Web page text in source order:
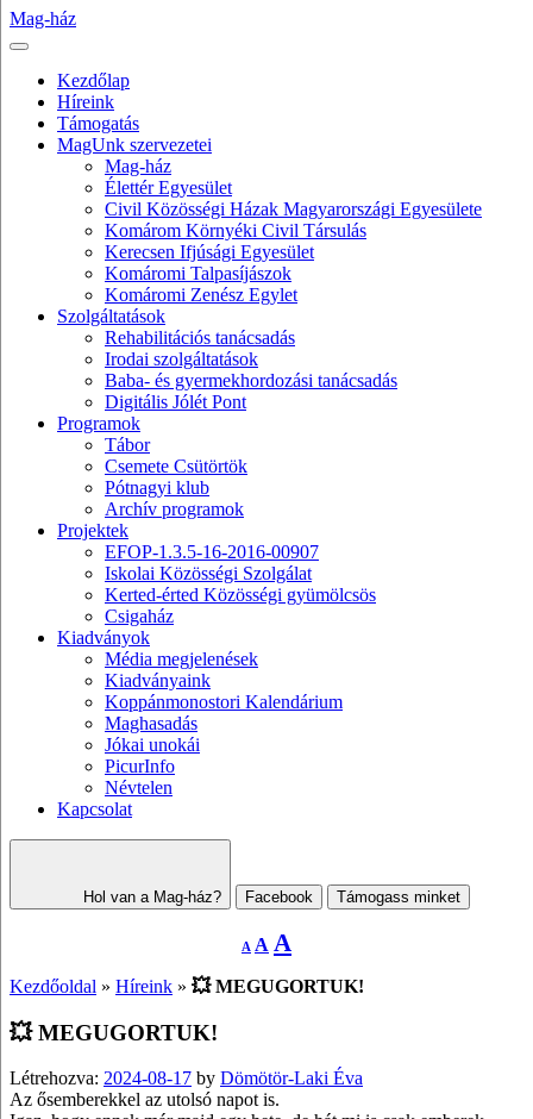
Mag-ház
Kezdőlap
Híreink
Támogatás
MagUnk szervezetei
Mag-ház
Élettér Egyesület
Civil Közösségi Házak Magyarországi Egyesülete
Komárom Környéki Civil Társulás
Kerecsen Ifjúsági Egyesület
Komáromi Talpasíjászok
Komáromi Zenész Egylet
Szolgáltatások
Rehabilitációs tanácsadás
Irodai szolgáltatások
Baba- és gyermekhordozási tanácsadás
Digitális Jólét Pont
Programok
Tábor
Csemete Csütörtök
Pótnagyi klub
Archív programok
Projektek
EFOP-1.3.5-16-2016-00907
Iskolai Közösségi Szolgálat
Kerted-érted Közösségi gyümölcsös
Csigaház
Kiadványok
Média megjelenések
Kiadványaink
Koppánmonostori Kalendárium
Maghasadás
Jókai unokái
PicurInfo
Névtelen
Kapcsolat
Hol van a Mag-ház? Facebook Támogass minket
A
Decrease
font
A Reset
font
size.
A
size.
Kezdőoldal » Híreink » 💥 MEGUGORTUK!
💥 MEGUGORTUK!
Létrehozva: 2024-08-17 by Dömötör-Laki Éva
Az ősemberekkel az utolsó napot is.